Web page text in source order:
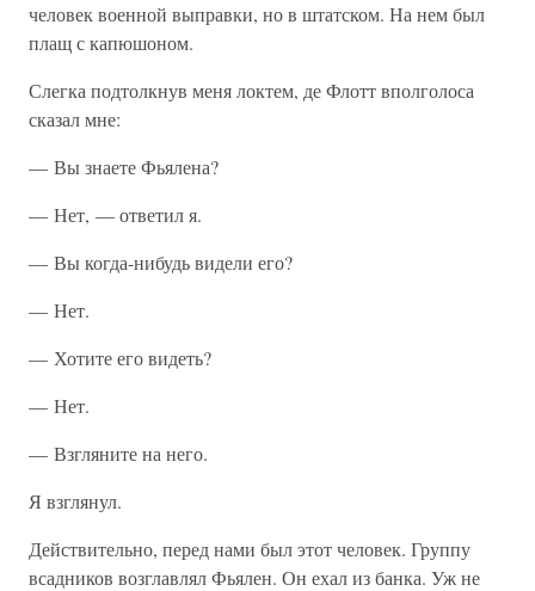
человек военной выправки, но в штатском. На нем был
плащ с капюшоном.
Слегка подтолкнув меня локтем, де Флотт вполголоса
сказал мне:
— Вы знаете Фьялена?
— Нет, — ответил я.
— Вы когда-нибудь видели его?
— Нет.
— Хотите его видеть?
— Нет.
— Взгляните на него.
Я взглянул.
Действительно, перед нами был этот человек. Группу
всадников возглавлял Фьялен. Он ехал из банка. Уж не